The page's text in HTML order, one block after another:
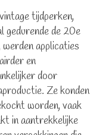
tijdperken,
gedurende de 20e
werden applicaties
en
door
Ze konden
worden, vaak
in aantrekkelijke